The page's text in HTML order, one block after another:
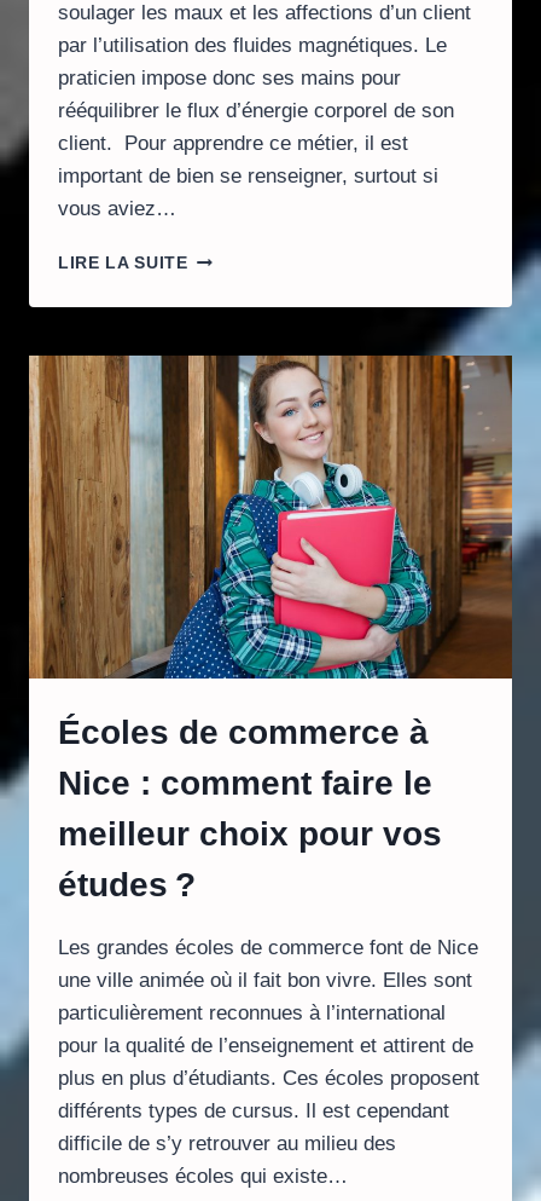
soulager les maux et les affections d’un client
par l’utilisation des fluides magnétiques. Le
praticien impose donc ses mains pour
rééquilibrer le flux d’énergie corporel de son
client. Pour apprendre ce métier, il est
important de bien se renseigner, surtout si
vous aviez…
LIRE LA SUITE3
POUR
UNE
FORMATION
MAGNÉTISME
EN
LIGNE
Écoles de commerce à
Nice : comment faire le
meilleur choix pour vos
études ?
Les grandes écoles de commerce font de Nice
une ville animée où il fait bon vivre. Elles sont
particulièrement reconnues à l’international
pour la qualité de l’enseignement et attirent de
plus en plus d’étudiants. Ces écoles proposent
différents types de cursus. Il est cependant
difficile de s’y retrouver au milieu des
nombreuses écoles qui existe…